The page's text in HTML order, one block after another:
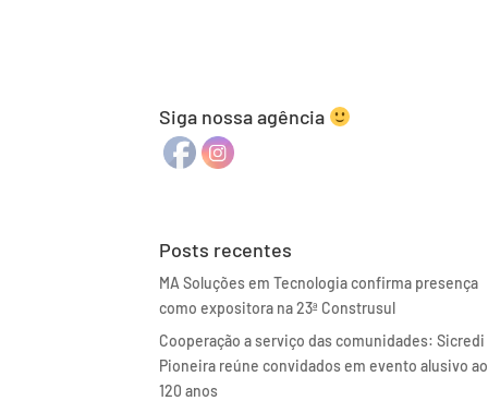
Siga nossa agência
Posts recentes
MA Soluções em Tecnologia confirma presença
como expositora na 23ª Construsul
Cooperação a serviço das comunidades: Sicredi
Pioneira reúne convidados em evento alusivo
120 anos